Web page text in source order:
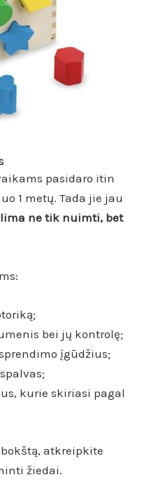
pasidaro itin
1 metų. Tada jie jau
ne tik nuimti, bet
bei jų kontrolę;
įgūdžius;
kurie skiriasi pagal
atkreipkite
žiedai.